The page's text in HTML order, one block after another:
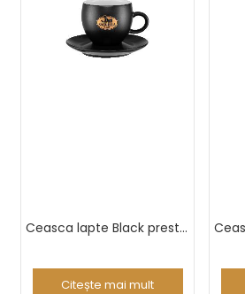
Ceasca lapte Black prestige
Citește mai mult